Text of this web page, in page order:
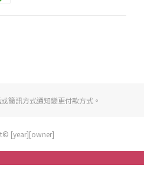
簡訊方式通知變更付款方式。
[year][owner]